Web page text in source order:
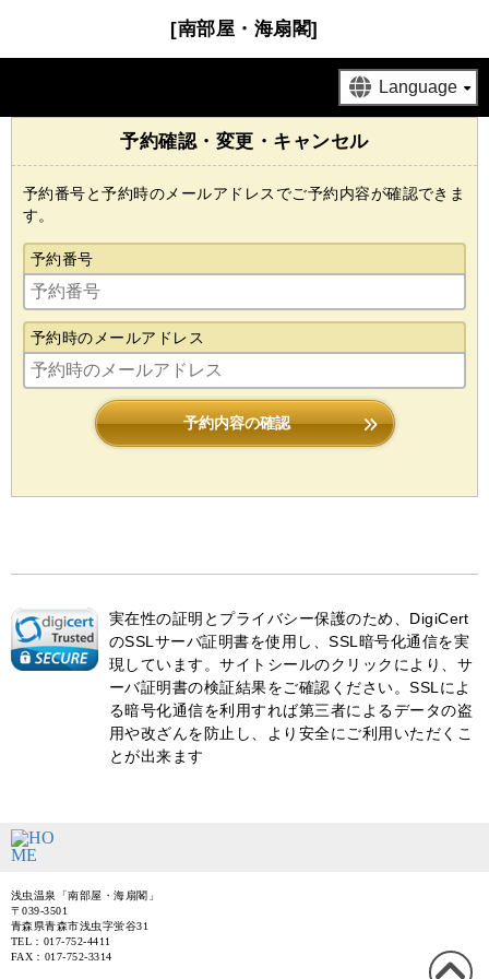
[南部屋・海扇閣]
予約確認・変更・キャンセル
予約番号と予約時のメールアドレスでご予約内容が確認できま
す。
予約番号
予約時のメールアドレス
予約内容の確認
実在性の証明とプライバシー保護のため、DigiCert
のSSLサーバ証明書を使用し、SSL暗号化通信を実
現しています。サイトシールのクリックにより、サ
ーバ証明書の検証結果をご確認ください。SSLによ
る暗号化通信を利用すれば第三者によるデータの盗
用や改ざんを防止し、より安全にご利用いただくこ
とが出来ます
浅虫温泉「南部屋・海扇閣」
〒039-3501
青森県青森市浅虫字蛍谷31
TEL：017-752-4411
FAX：017-752-3314